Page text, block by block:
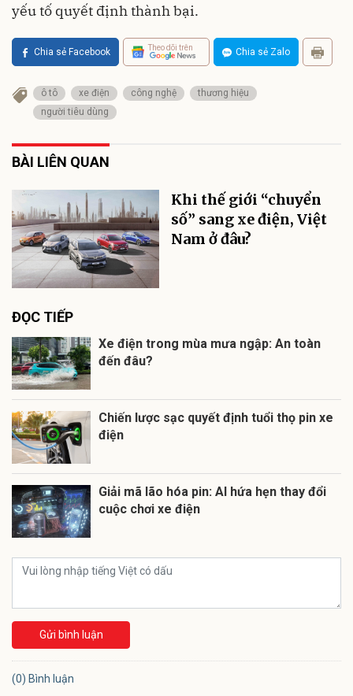
yếu tố quyết định thành bại.
Chia sẻ Facebook Theo dõi trên Chia sẻ Zalo
ô tô xe điện công nghệ
thương hiệu
người tiêu dùng
BÀI LIÊN QUAN
Khi thế giới “chuyển
số” sang xe điện, Việt
Nam ở đâu?
ĐỌC TIẾP
Xe điện trong mùa mưa ngập: An toàn
đến đâu?
Chiến lược sạc quyết định tuổi thọ pin xe
điện
Giải mã lão hóa pin: AI hứa hẹn thay đổi
cuộc chơi xe điện
Gửi bình luận
(0) Bình luận